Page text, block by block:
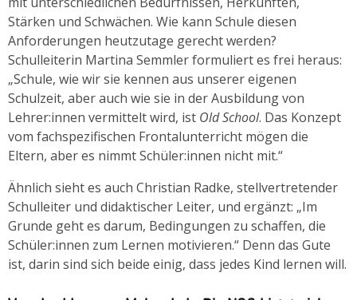
Stärken und Schwächen. Wie kann Schule diesen
Anforderungen heutzutage gerecht werden?
Schulleiterin Martina Semmler formuliert es frei heraus:
„Schule, wie wir sie kennen aus unserer eigenen
Schulzeit, aber auch wie sie in der Ausbildung von
Lehrer:innen vermittelt wird, ist Old School. Das Konzept
vom fachspezifischen Frontalunterricht mögen die
Eltern, aber es nimmt Schüler:innen nicht mit.“
Ähnlich sieht es auch Christian Radke, stellvertretender
Schulleiter und didaktischer Leiter, und ergänzt: „Im
Grunde geht es darum, Bedingungen zu schaffen, die
Schüler:innen zum Lernen motivieren.“ Denn das Gute
ist, darin sind sich beide einig, dass jedes Kind lernen will.